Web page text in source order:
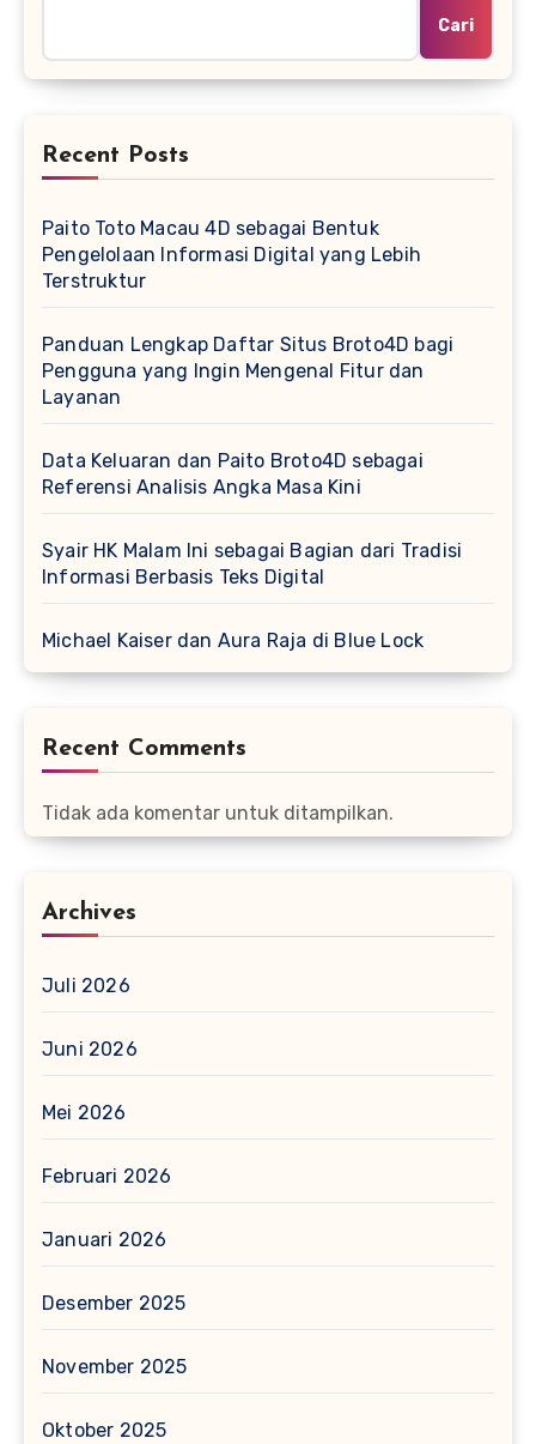
Cari
Recent Posts
Paito Toto Macau 4D sebagai Bentuk
Pengelolaan Informasi Digital yang Lebih
Terstruktur
Panduan Lengkap Daftar Situs Broto4D bagi
Pengguna yang Ingin Mengenal Fitur dan
Layanan
Data Keluaran dan Paito Broto4D sebagai
Referensi Analisis Angka Masa Kini
Syair HK Malam Ini sebagai Bagian dari Tradisi
Informasi Berbasis Teks Digital
Michael Kaiser dan Aura Raja di Blue Lock
Recent Comments
Tidak ada komentar untuk ditampilkan.
Archives
Juli 2026
Juni 2026
Mei 2026
Februari 2026
Januari 2026
Desember 2025
November 2025
Oktober 2025